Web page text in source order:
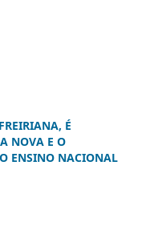
É
NOVA E O
ENSINO NACIONAL